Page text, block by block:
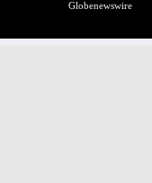
Globenewswire